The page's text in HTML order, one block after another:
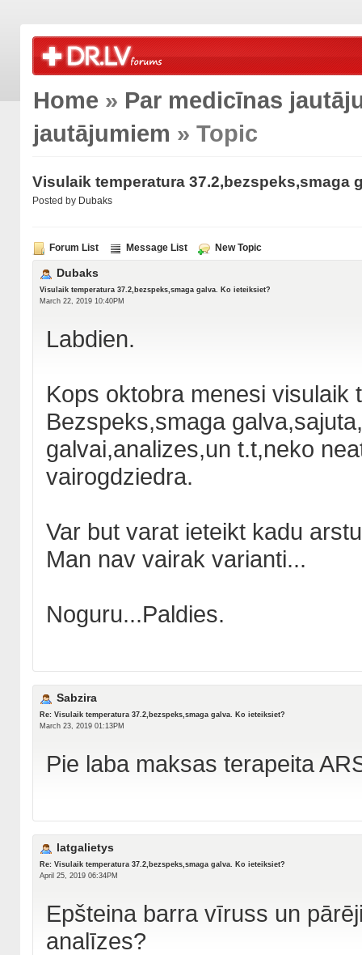
Home » Par medicīnas
jautājumiem » Topic
Visulaik temperatura 37.2,bezspeks,smaga
Posted by Dubaks
Forum List Message List New Topic
Dubaks
Visulaik temperatura 37.2,bezspeks,smaga galva. Ko ieteiksiet?
March 22, 2019 10:40PM
Labdien.
Kops oktobra menesi visulaik
Bezspeks,smaga
galvai,analizes,un t.t,neko
vairogdziedra.
Var but varat ieteikt kadu
Man nav vairak varianti...
Noguru...Paldies.
Sabzira
Re: Visulaik temperatura 37.2,bezspeks,smaga galva. Ko ieteiksiet?
March 23, 2019 01:13PM
Pie laba maksas terapeita
latgalietys
Re: Visulaik temperatura 37.2,bezspeks,smaga galva. Ko ieteiksiet?
April 25, 2019 06:34PM
Epšteina barra vīruss un
analīzes?